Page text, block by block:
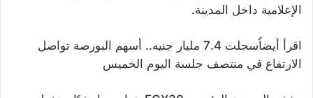
الإعلامية داخل المدينة.
اقرأ أيضاًسجلت 7.4 مليار جنيه.. أسهم البورصة تواصل
الارتفاع في منتصف جلسة اليوم الخميس